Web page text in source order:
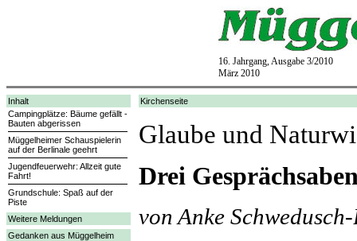
16. Jahrgang, Ausgabe 3/2010
März 2010
Inhalt
Campingplätze: Bäume gefällt -
Bauten abgerissen
Müggelheimer Schauspielerin
auf der Berlinale geehrt
Jugendfeuerwehr: Allzeit gute
Fahrt!
Grundschule: Spaß auf der
Piste
Weitere Meldungen
Gedanken aus Müggelheim
Kirchenseite
Glaube und
Drei
von Anke